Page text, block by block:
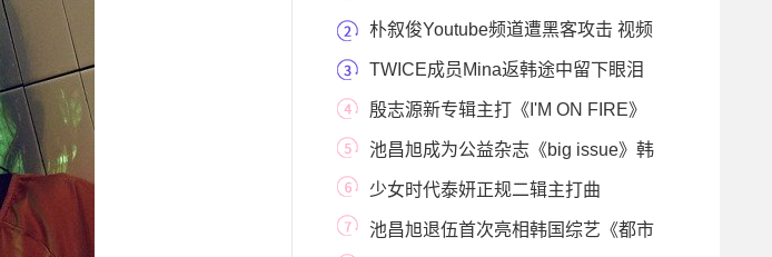
主人公朴叙俊Youtube频道遭黑客攻击 视频
全部被删除
TWICE成员Mina返韩途中留下眼泪
令粉丝担心不已
殷志源新专辑主打《I'M ON FIRE》
MV预告公开
池昌旭成为公益杂志《big issue》韩
日两国封面模
少女时代泰妍正规二辑主打曲
《Spark》预告强烈公
池昌旭退伍首次亮相韩国综艺《都市